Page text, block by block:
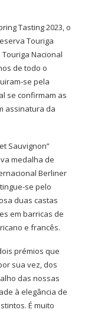
Tasting 2023, o
Touriga
Nacional
de todo o
se pela
se confirmam as
assinatura da
Sauvignon”
medalha de
Berliner
se pelo
duas castas
em barricas de
e francês.
prémios que
sua vez, dos
das nossas
à elegância de
É muito